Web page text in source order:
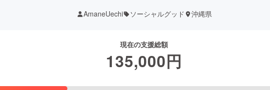
AmaneUechi ソーシャルグッド 沖縄県
現在の支援総額
135,000円